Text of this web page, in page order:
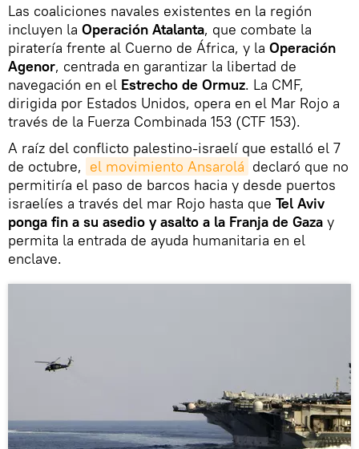
Las coaliciones navales existentes en la región
incluyen la Operación Atalanta, que combate la
piratería frente al Cuerno de África, y la Operación
Agenor, centrada en garantizar la libertad de
navegación en el Estrecho de Ormuz. La CMF,
dirigida por Estados Unidos, opera en el Mar Rojo a
través de la Fuerza Combinada 153 (CTF 153).
A raíz del conflicto palestino-israelí que estalló el 7
de octubre, el movimiento Ansarolá declaró que no
permitiría el paso de barcos hacia y desde puertos
israelíes a través del mar Rojo hasta que Tel Aviv
ponga fin a su asedio y asalto a la Franja de Gaza y
permita la entrada de ayuda humanitaria en el
enclave.